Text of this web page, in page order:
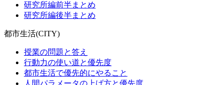
研究所編前半まとめ
研究所編後半まとめ
都市生活(CITY)
授業の問題と答え
行動力の使い道と優先度
都市生活で優先的にやること
人間パラメータの上げ方と優先度